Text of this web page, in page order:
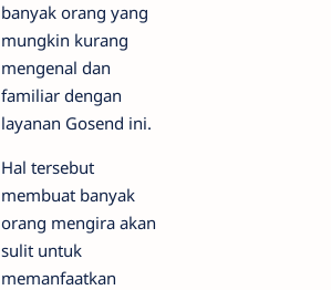
banyak orang yang
mungkin kurang
mengenal dan
familiar dengan
layanan Gosend ini.
Hal tersebut
membuat banyak
orang mengira akan
sulit untuk
memanfaatkan